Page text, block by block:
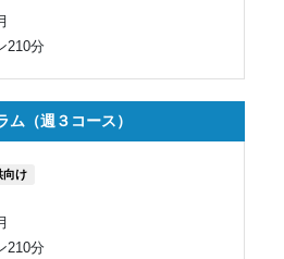
210分
ム（週３コース）
向け
210分